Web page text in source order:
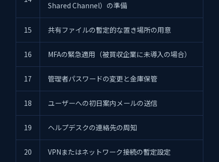
Shared Channel）の準備
15 共有ファイルの暫定的な置き場所の用意
16 MFAの緊急適用（被買収企業に未導入の場合）
17 管理者パスワードの変更と金庫保管
18 ユーザーへの初日案内メールの送信
19 ヘルプデスクの連絡先の周知
20 VPNまたはネットワーク接続の暫定設定